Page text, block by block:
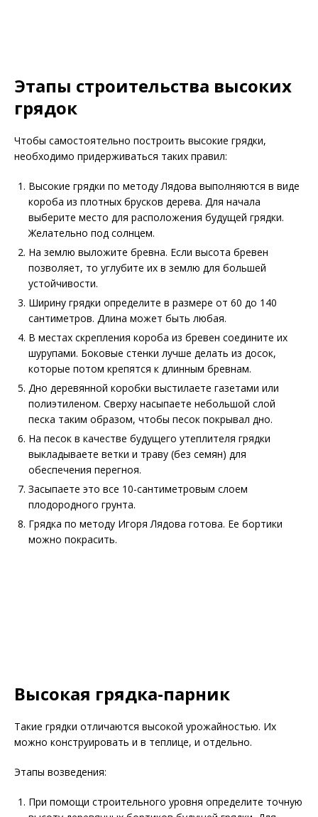
Этапы строительства высоких
грядок
Чтобы самостоятельно построить высокие грядки,
необходимо придерживаться таких правил:
Высокие грядки по методу Лядова выполняются в виде
короба из плотных брусков дерева. Для начала
выберите место для расположения будущей грядки.
Желательно под солнцем.
На землю выложите бревна. Если высота бревен
позволяет, то углубите их в землю для большей
устойчивости.
Ширину грядки определите в размере от 60 до 140
сантиметров. Длина может быть любая.
В местах скрепления короба из бревен соедините их
шурупами. Боковые стенки лучше делать из досок,
которые потом крепятся к длинным бревнам.
Дно деревянной коробки выстилаете газетами или
полиэтиленом. Сверху насыпаете небольшой слой
песка таким образом, чтобы песок покрывал дно.
На песок в качестве будущего утеплителя грядки
выкладываете ветки и траву (без семян) для
обеспечения перегноя.
Засыпаете это все 10-сантиметровым слоем
плодородного грунта.
Грядка по методу Игоря Лядова готова. Ее бортики
можно покрасить.
Высокая грядка-парник
Такие грядки отличаются высокой урожайностью. Их
можно конструировать и в теплице, и отдельно.
Этапы возведения:
При помощи строительного уровня определите точную